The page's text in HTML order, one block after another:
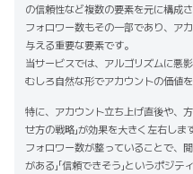
の信頼性など複数の要素を元に構成さ
フォロワー数もその一部であり、ア
与える重要な要素です。
当サービスでは、アルゴリズムに悪
むしろ自然な形でアカウントの価値
特に、アカウント立ち上げ直後や、
せ方の戦略」が効果を大きく左右しま
フォロワー数が整っていることで、
がある」「信頼できそう」というポジ